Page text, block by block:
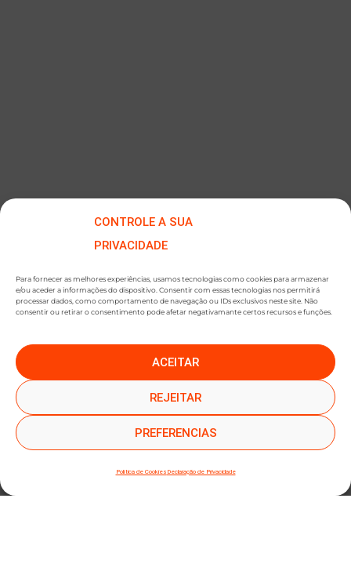
CONTROLE A SUA
PRIVACIDADE
Para fornecer as melhores experiências, usamos tecnologias como cookies para armazenar
e/ou aceder a informações do dispositivo. Consentir com essas tecnologias nos permitirá
processar dados, como comportamento de navegação ou IDs exclusivos neste site. Não
consentir ou retirar o consentimento pode afetar negativamante certos recursos e funções.
ACEITAR
REJEITAR
PREFERENCIAS
Política de Cookies Declaração de Privacidade
●SUBSCREVER NEWSLETTER●